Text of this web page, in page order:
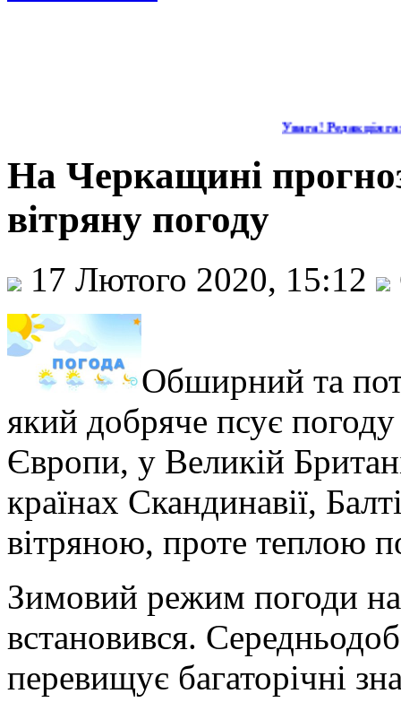
Увага! Редакція
На Черкащині
вітряну погоду
17 Лютого 2020, 15:12
Обширний та
який добряче псує
Європи, у Великій
країнах Скандинавії,
вітряною, проте теплою
Зимовий режим погоди
встановився.
перевищує багаторічні